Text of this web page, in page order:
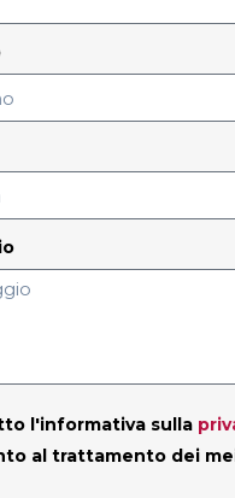
l'informativa sulla
al trattamento dei